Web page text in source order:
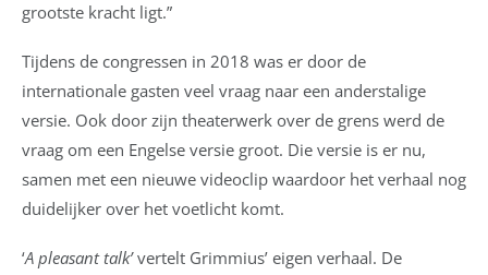
grootste kracht ligt.”
Tijdens de congressen in 2018 was er door de
internationale gasten veel vraag naar een anderstalige
versie. Ook door zijn theaterwerk over de grens werd de
vraag om een Engelse versie groot. Die versie is er nu,
samen met een nieuwe videoclip waardoor het verhaal nog
duidelijker over het voetlicht komt.
‘A pleasant talk’vertelt Grimmius’ eigen verhaal. De